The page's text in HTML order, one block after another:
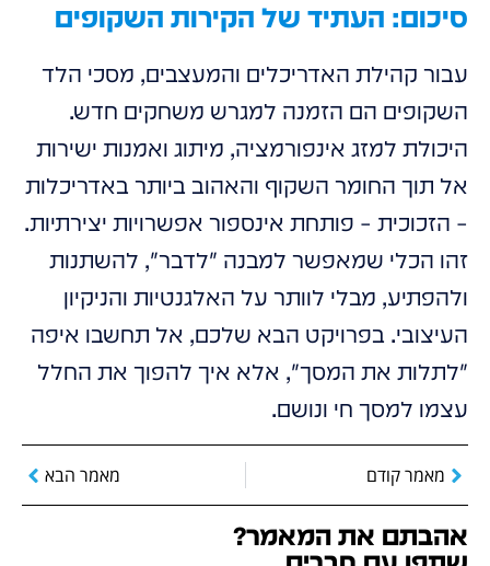
סיכום: העתיד של הקירות השקופים
עבור קהילת האדריכלים והמעצבים, מסכי הלד
השקופים הם הזמנה למגרש משחקים חדש.
היכולת למזג אינפורמציה, מיתוג ואמנות ישירות
אל תוך החומר השקוף והאהוב ביותר באדריכלות
– הזכוכית – פותחת אינספור אפשרויות יצירתיות.
זהו הכלי שמאפשר למבנה "לדבר", להשתנות
ולהפתיע, מבלי לוותר על האלגנטיות והניקיון
העיצובי. בפרויקט הבא שלכם, אל תחשבו איפה
"לתלות את המסך", אלא איך להפוך את החלל
עצמו למסך חי ונושם.
מאמר קודם מאמר הבא
אהבתם את המאמר?